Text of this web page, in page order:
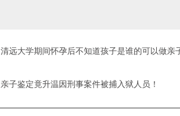
清远大学期间怀孕后不知道孩子是谁的可以做亲
亲子鉴定竟升温因刑事案件被捕入狱人员！